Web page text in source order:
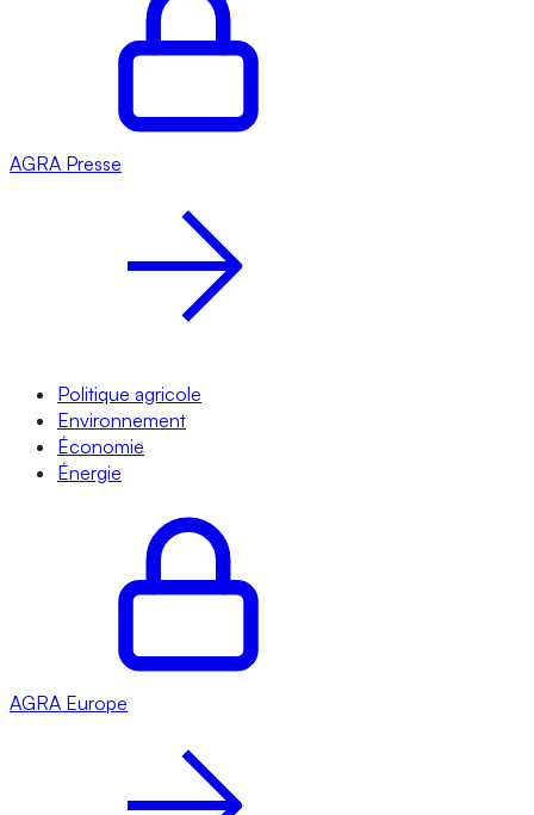
AGRA Presse
Politique agricole
Environnement
Économie
Énergie
AGRA Europe